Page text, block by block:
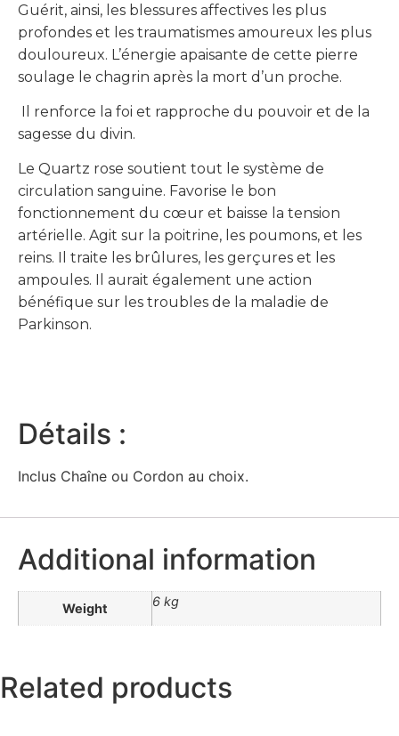
Guérit, ainsi, les blessures affectives les plus
profondes et les traumatismes amoureux les plus
douloureux. L’énergie apaisante de cette pierre
soulage le chagrin après la mort d’un proche.
Il renforce la foi et rapproche du pouvoir et de la
sagesse du divin.
Le Quartz rose soutient tout le système de
circulation sanguine. Favorise le bon
fonctionnement du cœur et baisse la tension
artérielle. Agit sur la poitrine, les poumons, et les
reins. Il traite les brûlures, les gerçures et les
ampoules. Il aurait également une action
bénéfique sur les troubles de la maladie de
Parkinson.
Détails :
Inclus Chaîne ou Cordon au choix.
Additional information
Weight 6 kg
Related products